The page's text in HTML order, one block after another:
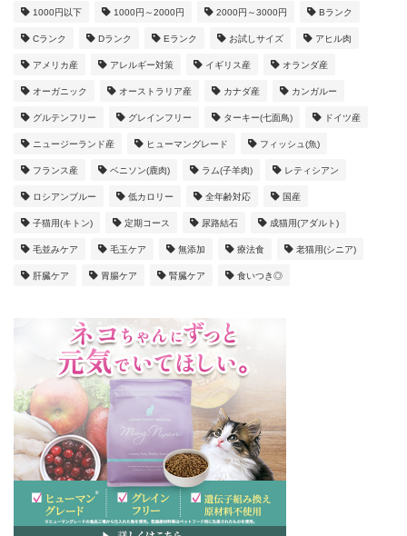
1000円以下 1000円～2000円 2000円～3000円 Bランク
Cランク Dランク Eランク お試しサイズ アヒル肉
アメリカ産 アレルギー対策 イギリス産 オランダ産
オーガニック オーストラリア産 カナダ産 カンガルー
グルテンフリー グレインフリー ターキー(七面鳥) ドイツ産
ニュージーランド産 ヒューマングレード フィッシュ(魚)
フランス産 ベニソン(鹿肉) ラム(子羊肉) レティシアン
ロシアンブルー 低カロリー 全年齢対応 国産
子猫用(キトン) 定期コース 尿路結石 成猫用(アダルト)
毛並みケア 毛玉ケア 無添加 療法食 老猫用(シニア)
肝臓ケア 胃腸ケア 腎臓ケア 食いつき◎